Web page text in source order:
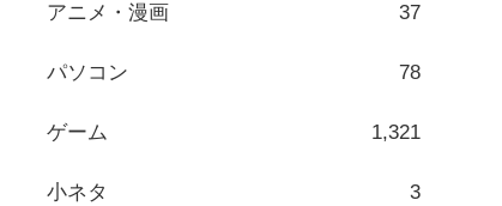
アニメ・漫画 37
パソコン 78
ゲーム 1,321
小ネタ 3